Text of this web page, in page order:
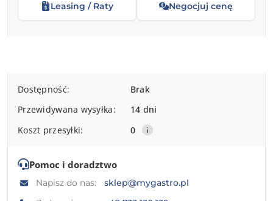
Leasing / Raty Negocjuj cenę
Dostępność
dostawa
Dostępność:
Brak
Przewidywana wysyłka:
14 dni
Koszt przesyłki:
0
Pomoc i doradztwo
Napisz do nas:
sklep@mygastro.pl